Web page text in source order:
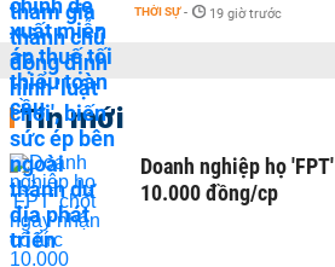
THỜI SỰ - 19 giờ trước
Tin mới
Doanh nghiệp họ
10.000 đồng/cp